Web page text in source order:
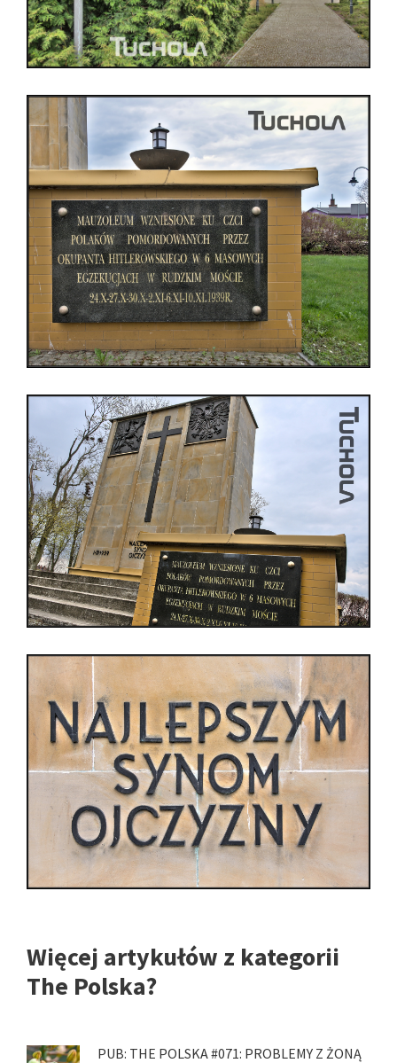
Więcej artykułów z kategorii
The Polska?
PUB: THE POLSKA #071: PROBLEMY Z ŻONĄ